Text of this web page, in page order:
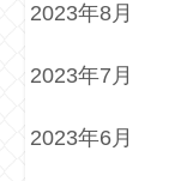
2023年8月
2023年7月
2023年6月